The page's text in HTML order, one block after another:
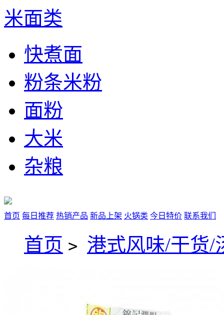
米面类
快煮面
粉条米粉
面粉
大米
杂粮
首页 每日推荐 热销产品 新品上架 火锅类 今日特价 联系我们
首页 > 港式风味/干货/